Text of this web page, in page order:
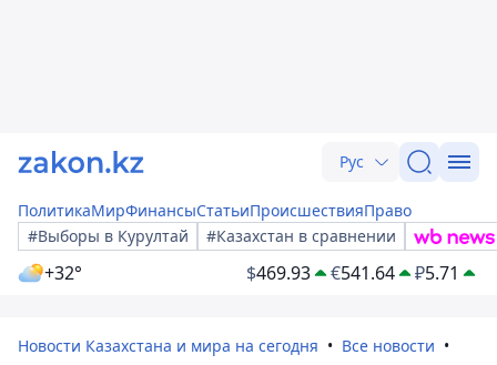
Рус
ПолитикаМирФинансыСтатьиПроисшествияПраво
#Выборы в Курултай
#Казахстан в сравнении
+32° $469.93 €541.64 ₽5.71
Новости Казахстана и мира на сегодня
Все новости